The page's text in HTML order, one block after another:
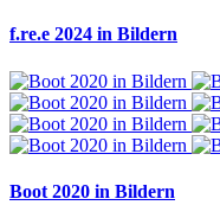
f.re.e 2024 in Bildern
Boot 2020 in Bildern